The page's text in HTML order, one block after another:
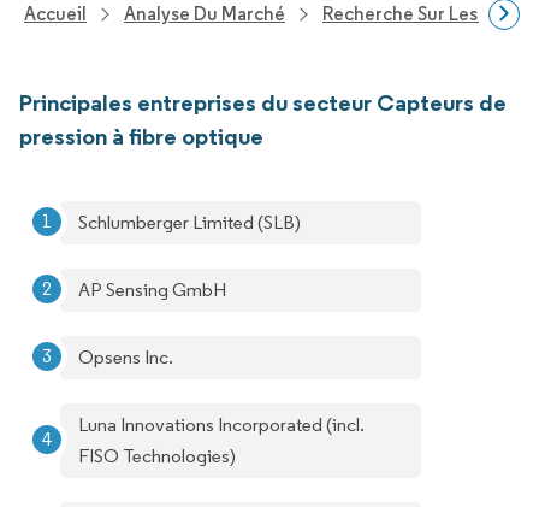
Accueil Analyse Du Marché Recherche Sur Les
Principales entreprises du secteur Capteurs de
pression à fibre optique
Schlumberger Limited (SLB)
AP Sensing GmbH
Opsens Inc.
Luna Innovations Incorporated (incl.
FISO Technologies)